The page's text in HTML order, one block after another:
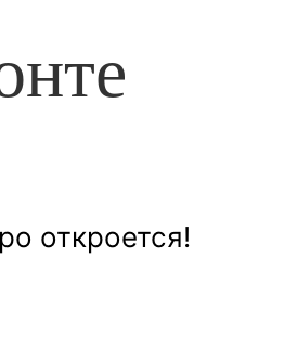
откроется!